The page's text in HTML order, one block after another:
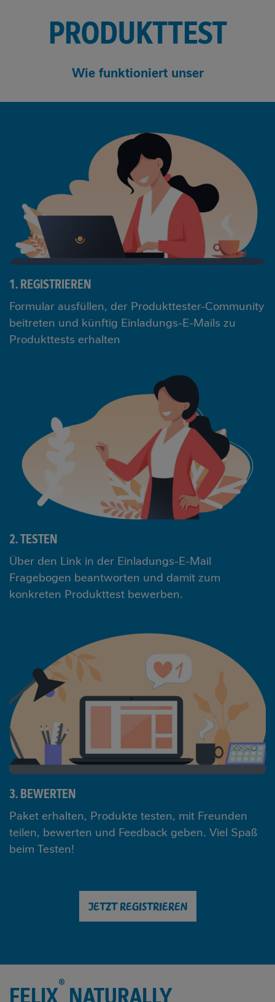
PRODUKTTEST
Wie funktioniert unser
1. REGISTRIEREN
Formular ausfüllen, der Produkttester-Community
beitreten und künftig Einladungs-E-Mails zu
Produkttests erhalten
2. TESTEN
Über den Link in der Einladungs-E-Mail
Fragebogen beantworten und damit zum
konkreten Produkttest bewerben.
3. BEWERTEN
Paket erhalten, Produkte testen, mit Freunden
teilen, bewerten und Feedback geben. Viel Spaß
beim Testen!
JETZT REGISTRIEREN
®